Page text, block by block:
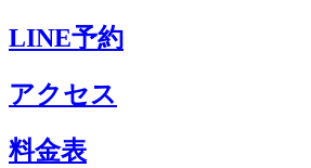
LINE予約
アクセス
料金表